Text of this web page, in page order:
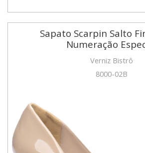
Sapato Scarpin Salto
Numeração
Verniz Bistrô
8000-02B